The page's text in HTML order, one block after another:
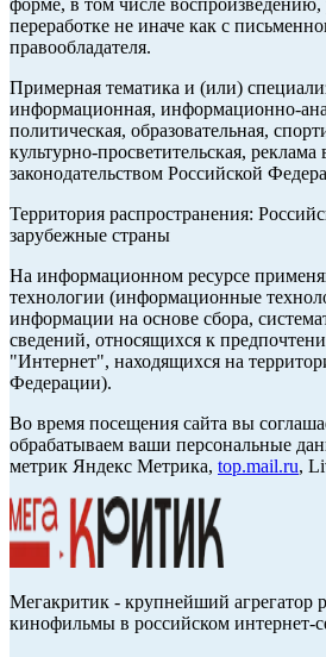
форме, в том числе
переработке не иначе как с
правообладателя.
Примерная тематика и (или)
информационная, информационно-
политическая, образовательная,
культурно-просветительская, реклама
законодательством Российской
Территория распространения:
зарубежные страны
На информационном ресурсе
технологии (информационные
информации на основе сбора,
сведений, относящихся к
"Интернет", находящихся на
Федерации).
Во время посещения сайта вы
обрабатываем ваши персональные
метрик Яндекс Метрика, top.mail.ru,
Мегакритик - крупнейший агрегатор
кинофильмы в российском интернет-